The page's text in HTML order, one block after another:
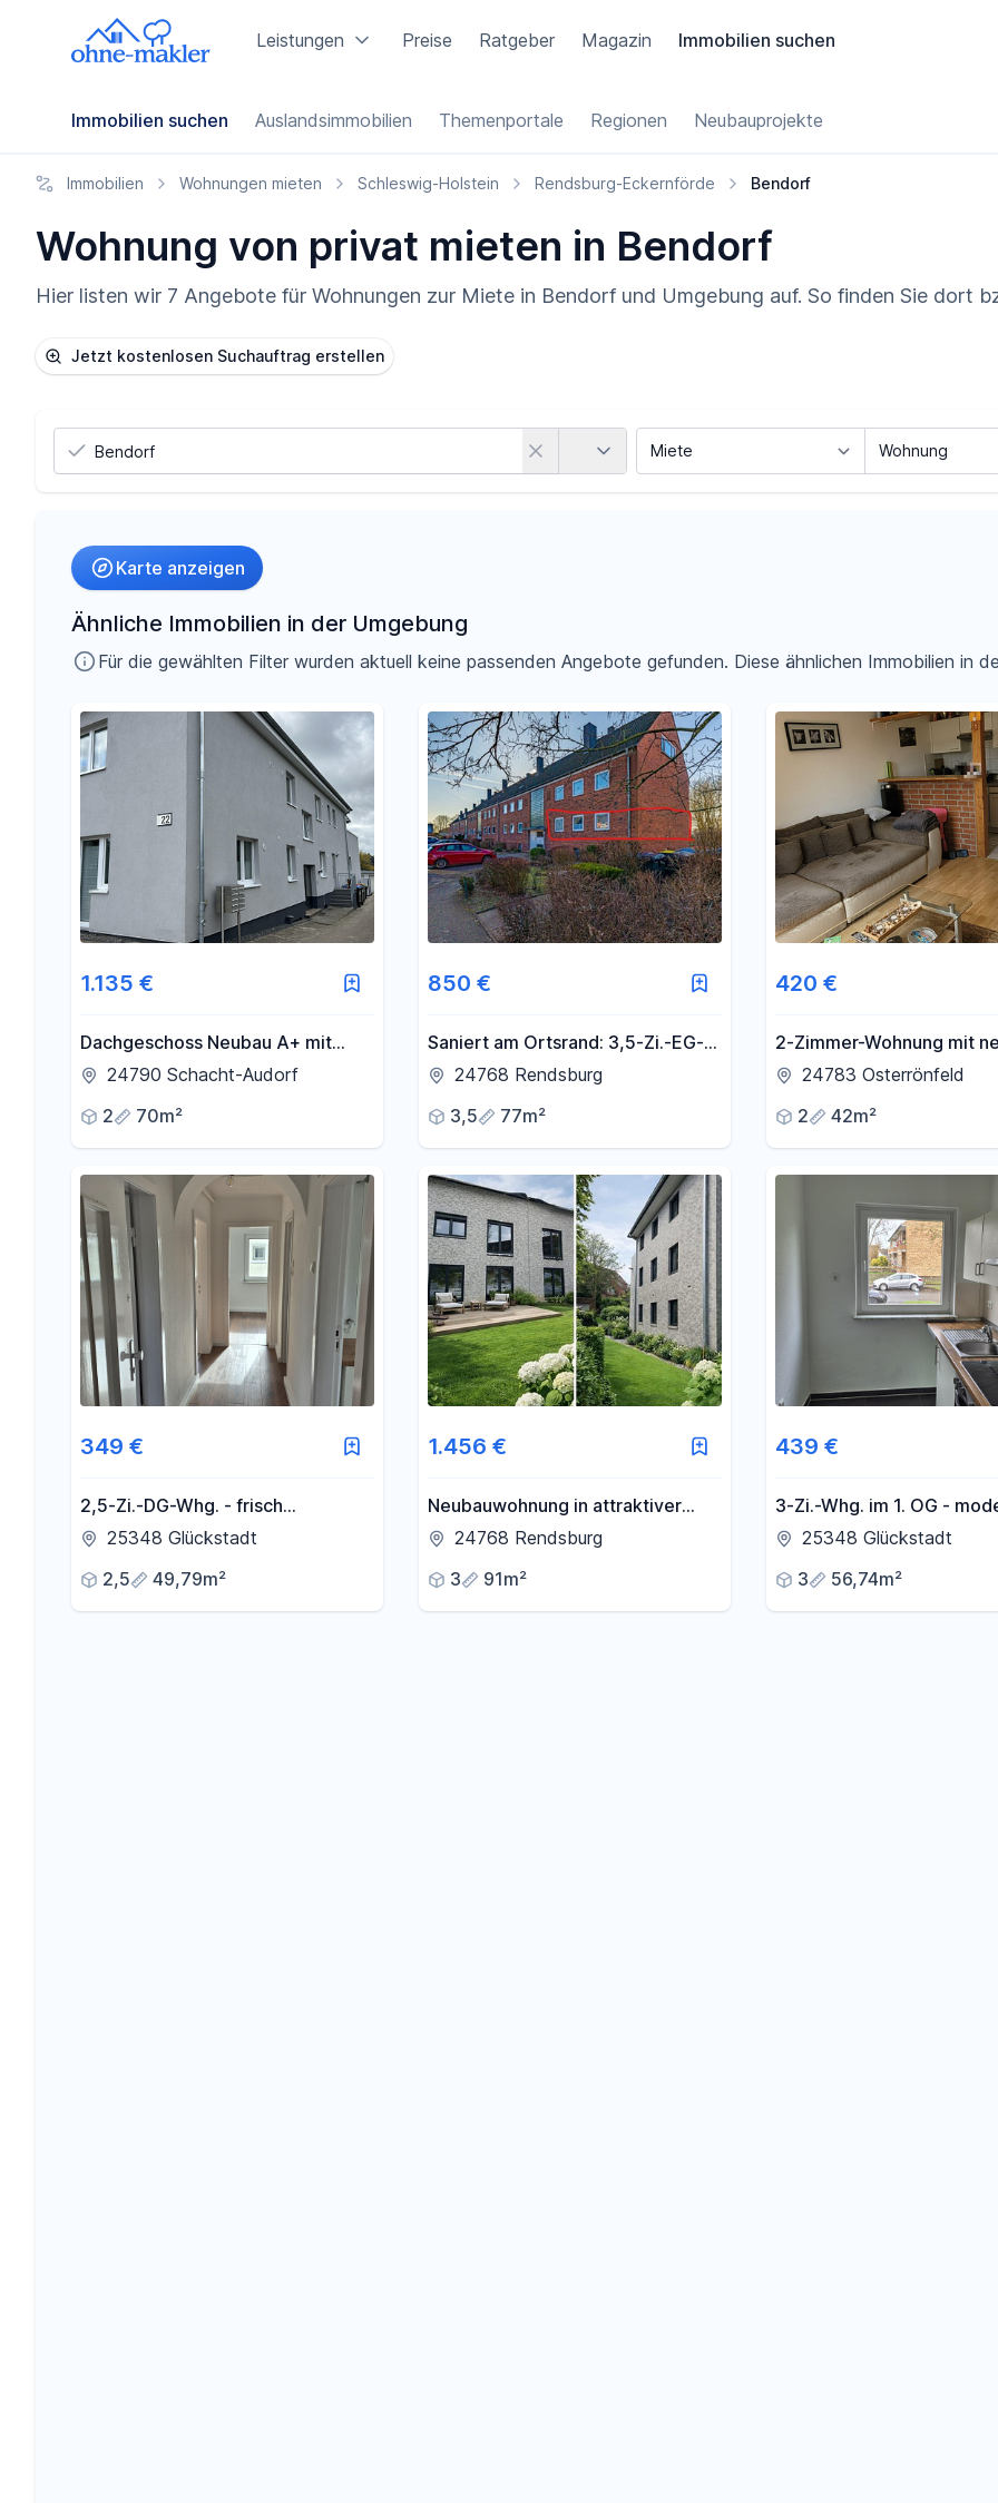
Leistungen Preise Ratgeber Magazin Immobilien suchen
Immobilien suchen Auslandsimmobilien Themenportale Regionen Neubauprojekte
Immobilien Wohnungen mieten Schleswig-Holstein Rendsburg-Eckernförde Bendorf
Wohnung von privat mieten in Bendorf
Hier listen wir 7 Angebote für Wohnungen zur Miete in Bendorf und Umgebung auf. So finden Sie dort
Jetzt kostenlosen Suchauftrag erstellen
Filter für Preis zurücksetzen
Fläche - m²
Filter für Fläche zurücksetzen
Karte anzeigen
Ähnliche Immobilien in der Umgebung
Für die gewählten Filter wurden aktuell keine passenden Angebote gefunden. Diese ähnlichen Immobilien in
1.135 €
Dachgeschoss Neubau A+ mit
Loggia, FBH, EBK, Wallbox
24790 Schacht-Audorf
2
70m²
850 €
Saniert am Ortsrand: 3,5-Zi.-EG-
Wohnung, 77 m², Süd-West-
24768 Rendsburg
3,5
77m²
420 €
2-Zimmer-Wohnung mit
Fenstern und Carport–
24783 Osterrönfeld
2
42m²
349 €
2,5-Zi.-DG-Whg. - frisch
modernisiert - 5 min. per Fahrrad
25348 Glückstadt
2,5
49,79m²
1.456 €
Neubauwohnung in attraktiver
Lage von Rendsburg
24768 Rendsburg
3
91m²
439 €
3-Zi.-Whg. im 1. OG -
- 5 min. per Fahrrad zum Bf.
25348 Glückstadt
3
56,74m²